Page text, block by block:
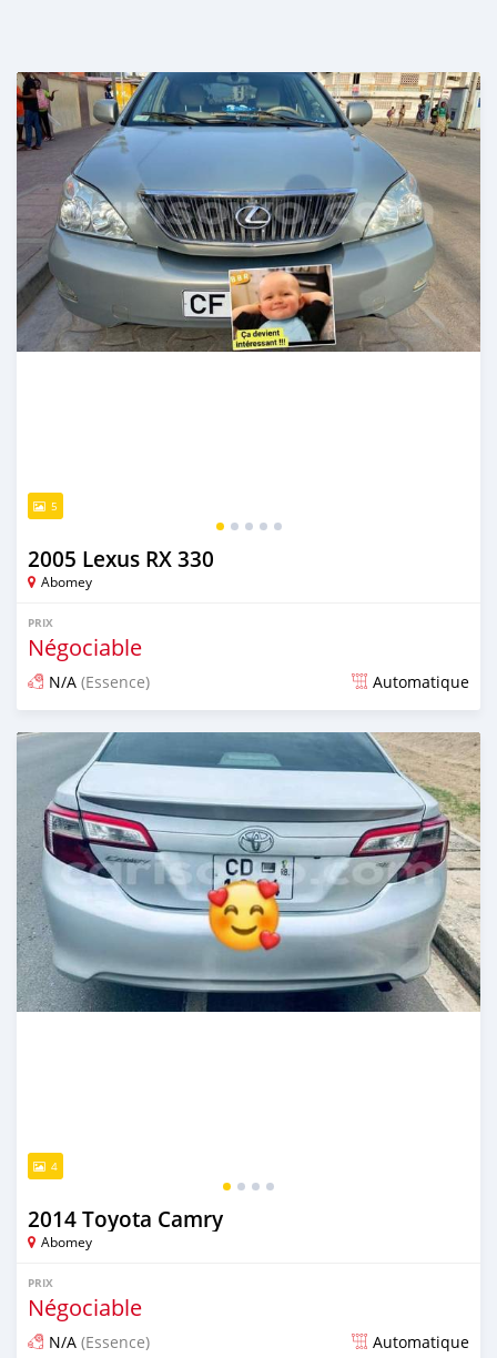
5
2005 Lexus RX 330
Abomey
PRIX
Négociable
N/A (Essence) Automatique
Publié il y a plus de 2 ans
4
2014 Toyota Camry
Abomey
PRIX
Négociable
N/A (Essence) Automatique